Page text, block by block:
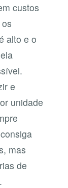
custos
alto e o
e
unidade
mas
de